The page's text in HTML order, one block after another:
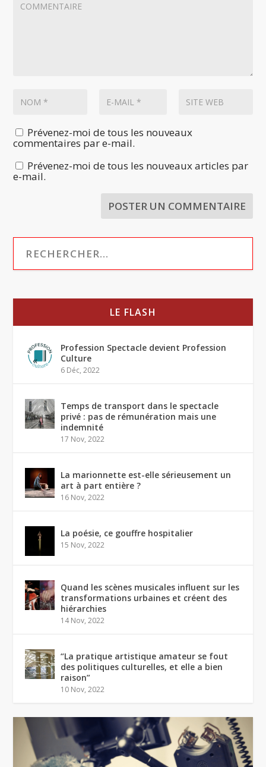
Prévenez-moi de tous les nouveaux
commentaires par e-mail.
Prévenez-moi de tous les nouveaux articles par
e-mail.
LE FLASH
Profession Spectacle devient Profession
Culture
6 Déc, 2022
Temps de transport dans le spectacle
privé : pas de rémunération mais une
indemnité
17 Nov, 2022
La marionnette est-elle sérieusement un
art à part entière ?
16 Nov, 2022
La poésie, ce gouffre hospitalier
15 Nov, 2022
Quand les scènes musicales influent sur les
transformations urbaines et créent des
hiérarchies
14 Nov, 2022
“La pratique artistique amateur se fout
des politiques culturelles, et elle a bien
raison”
10 Nov, 2022